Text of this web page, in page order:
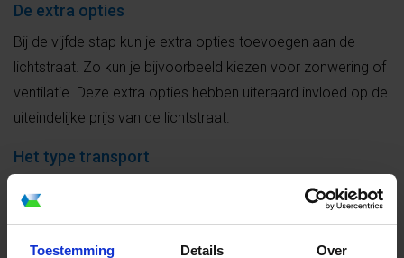
Toestemming Details Over
De extra opties
Bij de vijfde stap kun je extra opties toevoegen aan de
lichtstraat. Zo kun je bijvoorbeeld kiezen voor zonwering of
ventilatie. Deze extra opties hebben uiteraard invloed op de
uiteindelijke prijs van de lichtstraat.
Het type transport
Bij de laatste stap geef je aan of je de lichtstraat zelf komt
afhalen of dat je deze wilt laten bezorgen. Als je kiest voor